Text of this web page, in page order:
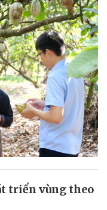
triển vùng theo